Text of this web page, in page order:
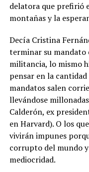
delatora que prefirió
montañas y la
Decía Cristina
terminar su mandato
militancia, lo mismo
pensar en la
mandatos salen
llevándose
Calderón, ex
en Harvard). O los
vivirán impunes
corrupto del mundo
mediocridad.